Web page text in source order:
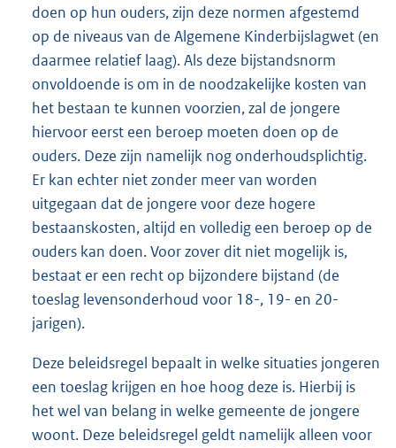
doen op hun ouders, zijn deze normen afgestemd
op de niveaus van de Algemene Kinderbijslagwet (en
daarmee relatief laag). Als deze bijstandsnorm
onvoldoende is om in de noodzakelijke kosten van
het bestaan te kunnen voorzien, zal de jongere
hiervoor eerst een beroep moeten doen op de
ouders. Deze zijn namelijk nog onderhoudsplichtig.
Er kan echter niet zonder meer van worden
uitgegaan dat de jongere voor deze hogere
bestaanskosten, altijd en volledig een beroep op de
ouders kan doen. Voor zover dit niet mogelijk is,
bestaat er een recht op bijzondere bijstand (de
toeslag levensonderhoud voor 18-, 19- en 20-
jarigen).
Deze beleidsregel bepaalt in welke situaties jongeren
een toeslag krijgen en hoe hoog deze is. Hierbij is
het wel van belang in welke gemeente de jongere
woont. Deze beleidsregel geldt namelijk alleen voor